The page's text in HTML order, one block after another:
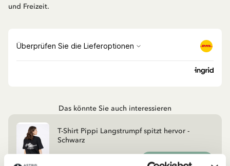
und Freizeit.
Das könnte Sie auch interessieren
T-Shirt Pippi Langstrumpf spitzt hervor -
Schwarz
GRÖSSE WÄHLEN